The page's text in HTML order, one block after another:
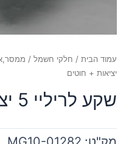
עמוד הבית / חלקי חשמל /
יציאות + חוטים
שקע לריליי 5 יציאות + חוטים